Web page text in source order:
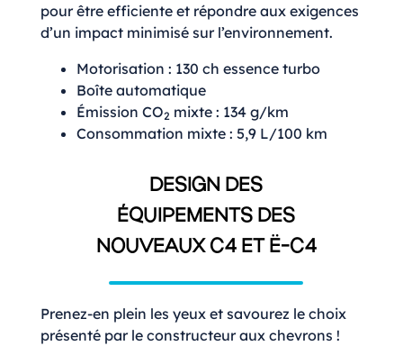
pour être efficiente et répondre aux exigences
d’un impact minimisé sur l’environnement.
Motorisation : 130 ch essence turbo
Boîte automatique
Émission CO2 mixte : 134 g/km
Consommation mixte : 5,9 L/100 km
DESIGN DES
ÉQUIPEMENTS DES
NOUVEAUX C4 ET Ë-C4
Prenez-en plein les yeux et savourez le choix
présenté par le constructeur aux chevrons !